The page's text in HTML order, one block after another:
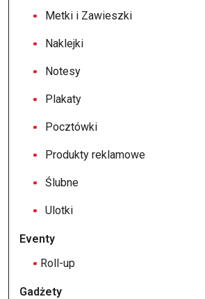
Metki i Zawieszki
Naklejki
Notesy
Plakaty
Pocztówki
Produkty reklamowe
Ślubne
Ulotki
Eventy
Roll-up
Gadżety